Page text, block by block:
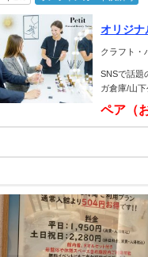
オリジナ
クラフト・
SNSで話題
ガ倉庫/山
ペア（